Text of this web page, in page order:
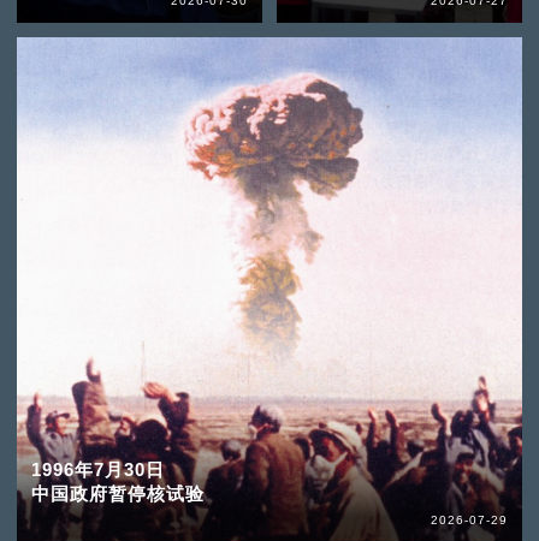
1996年7月30日
中国政府暂停核试验
2026-07-29